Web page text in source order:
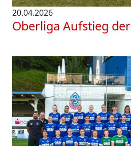
20.04.2026
Oberliga Aufstieg der